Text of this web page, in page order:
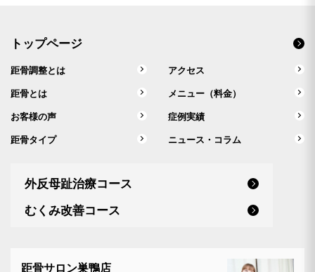
トップページ
距骨調整とは アクセス
距骨とは メニュー（料金）
お客様の声 症例実績
距骨タイプ ニュース・コラム
外反母趾治療コース
むくみ改善コース
距骨サロン巣鴨店